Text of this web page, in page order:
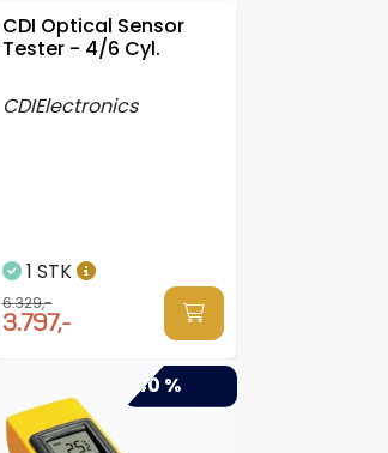
CDI Optical Sensor
Tester - 4/6 Cyl.
CDIElectronics
1 STK
6.329,-
3.797,-
-40 %